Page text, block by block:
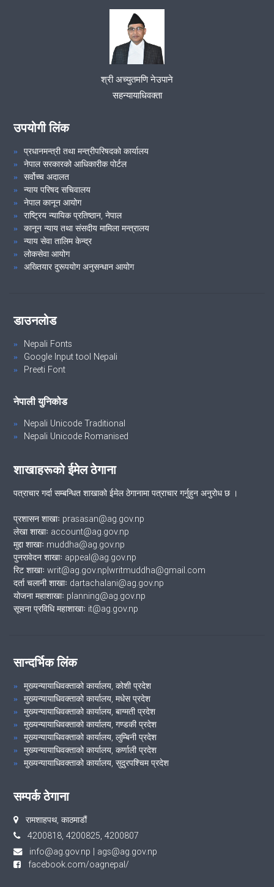
श्री अच्युतमणि नेउपाने
सहन्यायाधिवक्ता
उपयोगी लिंक
प्रधानमन्त्री तथा मन्त्रीपरिषदको कार्यालय
नेपाल सरकारको आधिकारीक पोर्टल
सर्वोच्च अदालत
न्याय परिषद सचिवालय
नेपाल कानून आयोग
राष्ट्रिय न्यायिक प्रतिष्ठान, नेपाल
कानून न्याय तथा संसदीय मामिला मन्त्रालय
न्याय सेवा तालिम केन्द्र
लोकसेवा आयोग
अख्तियार दुरूपयोग अनुसन्धान आयोग
डाउनलोड
Nepali Fonts
Google Input tool Nepali
Preeti Font
नेपाली युनिकोड
Nepali Unicode Traditional
Nepali Unicode Romanised
शाखाहरूको ईमेल ठेगाना
पत्राचार गर्दा सम्बन्धित शाखाको ईमेल ठेगानामा पत्राचार गर्नुहुन अनुरोध छ ।
प्रशासन शाखाः prasasan@ag.gov.np
लेखा शाखाः account@ag.gov.np
मुद्दा शाखाः muddha@ag.gov.np
पुनरावेदन शाखाः appeal@ag.gov.np
रिट शाखाः writ@ag.gov.np|writmuddha@gmail.com
दर्ता चलानी शाखाः dartachalani@ag.gov.np
योजना महाशाखाः planning@ag.gov.np
सूचना प्रविधि महाशाखाः it@ag.gov.np
सान्दर्भिक लिंक
मुख्यन्यायाधिवक्ताको कार्यालय, कोशी प्रदेश
मुख्यन्यायाधिवक्ताको कार्यालय, मधेस प्रदेश
मुख्यन्यायाधिवक्ताको कार्यालय, बाग्मती प्रदेश
मुख्यन्यायाधिवक्ताको कार्यालय, गण्डकी प्रदेश
मुख्यन्यायाधिवक्ताको कार्यालय, लुम्बिनी प्रदेश
मुख्यन्यायाधिवक्ताको कार्यालय, कर्णाली प्रदेश
मुख्यन्यायाधिवक्ताको कार्यालय, सुदुरपश्चिम प्रदेश
सम्पर्क ठेगाना
रामशाहपथ, काठमाडौं
4200818, 4200825, 4200807
info@ag.gov.np | ags@ag.gov.np
facebook.com/oagnepal/